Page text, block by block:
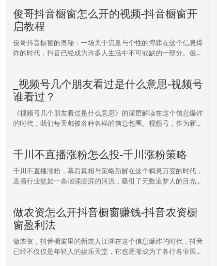
俊哥抖音橱窗怎么开的视频-抖音橱窗开
启教程
俊哥抖音橱窗的奥秘：一场关于流量与个性的博弈在这个信息爆
炸的时代，抖音已经成为许多人生活中不可或缺的一部分。俊...
_视频号几个朋友看过是什么意思-视频号
谁看过？
《视频号几个朋友看过是什么意思》的深层解读在这个信息爆炸
的时代，我们每天都被各种各样的信息包围。视频号，作为新...
千川不直播涨粉怎么投-千川涨粉策略
千川不直播涨粉，幕后真相与策略新解在这个瞬息万变的时代，
直播行业犹如一条汹涌澎湃的河流，吸引了无数追梦人的目光...
做农资怎么开抖音橱窗赚钱-抖音农资橱
窗盈利法
做农资，抖音橱窗里的新农人江湖在这个信息爆炸的时代，抖音
已经不仅仅是年轻人的娱乐天堂，它也逐渐成为了各行各业展...